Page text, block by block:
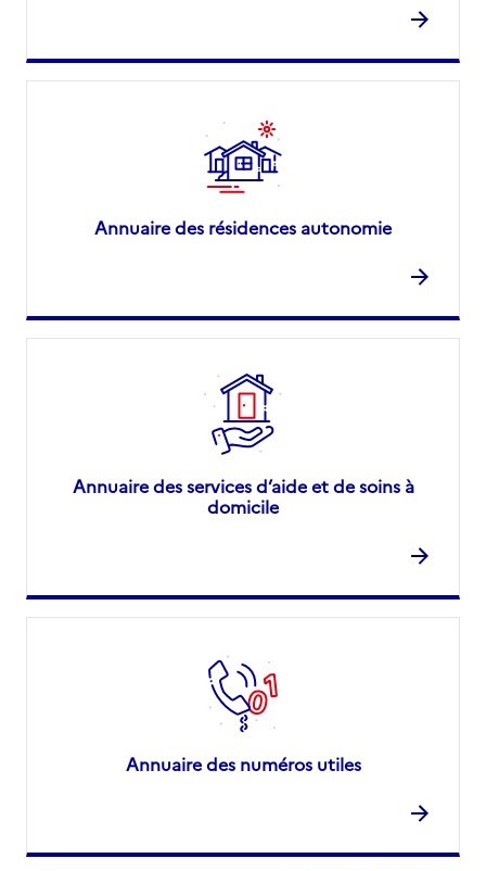
Annuaire des résidences autonomie
Annuaire des services d’aide et de soins à
domicile
Annuaire des numéros utiles